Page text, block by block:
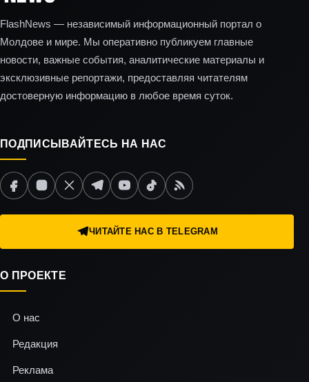
FlashNews — независимый информационный портал о
Молдове и мире. Мы оперативно публикуем главные
новости, важные события, аналитические материалы и
эксклюзивные репортажи, предоставляя читателям
достоверную информацию в любое время суток.
ПОДПИСЫВАЙТЕСЬ НА НАС
ЧИТАЙТЕ НАС В TELEGRAM
О ПРОЕКТЕ
О нас
Редакция
Реклама